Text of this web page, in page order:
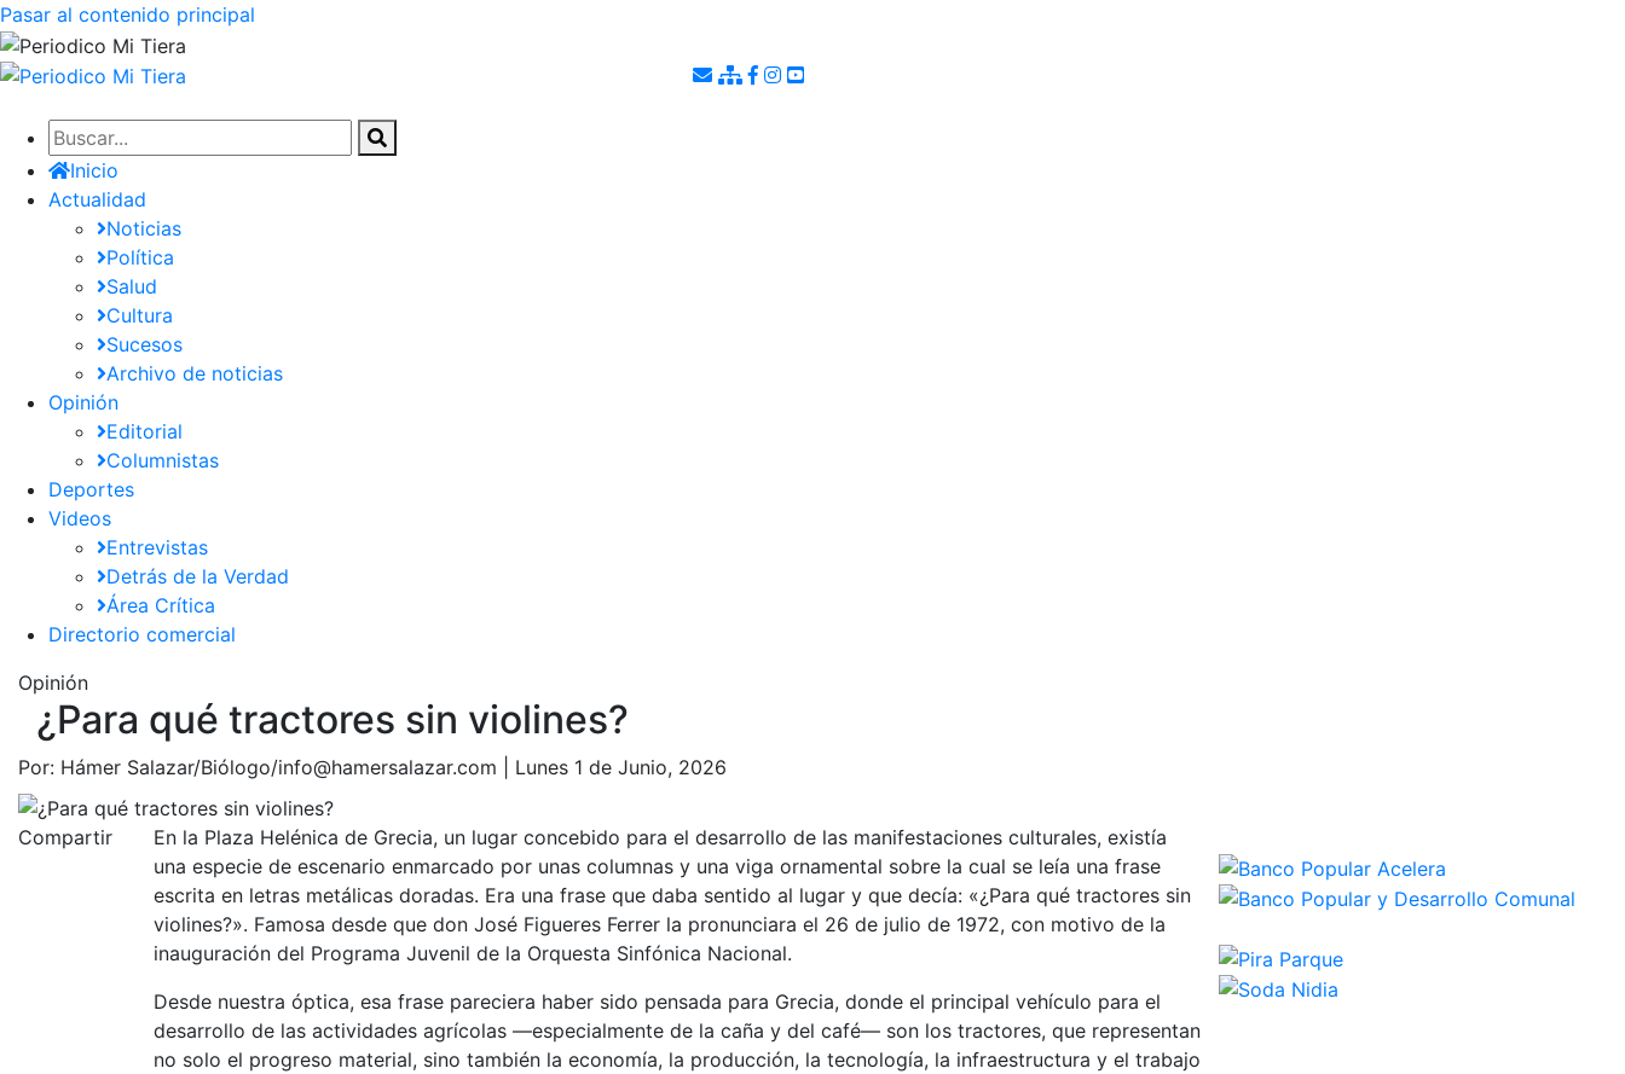
Pasar al contenido principal
Inicio
Actualidad
Noticias
Política
Salud
Cultura
Sucesos
Archivo de noticias
Opinión
Editorial
Columnistas
Deportes
Videos
Entrevistas
Detrás de la Verdad
Área Crítica
Directorio comercial
Opinión
¿Para qué tractores sin violines?
Por: Hámer Salazar/Biólogo/info@hamersalazar.com | Lunes 1 de Junio, 2026
Compartir
En la Plaza Helénica de Grecia, un lugar concebido para el desarrollo de las manifestaciones culturales, existía
una especie de escenario enmarcado por unas columnas y una viga ornamental sobre la cual se leía una frase
escrita en letras metálicas doradas. Era una frase que daba sentido al lugar y que decía: «¿Para qué tractores sin
violines?». Famosa desde que don José Figueres Ferrer la pronunciara el 26 de julio de 1972, con motivo de la
inauguración del Programa Juvenil de la Orquesta Sinfónica Nacional.
Desde nuestra óptica, esa frase pareciera haber sido pensada para Grecia, donde el principal vehículo para el
desarrollo de las actividades agrícolas —especialmente de la caña y del café— son los tractores, que representan
no solo el progreso material, sino también la economía, la producción, la tecnología, la infraestructura y el trabajo